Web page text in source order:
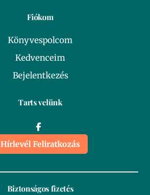
Fiókom
Könyvespolcom
Kedvenceim
Bejelentkezés
Tarts velünk
Hírlevél Feliratkozás
Biztonságos fizetés